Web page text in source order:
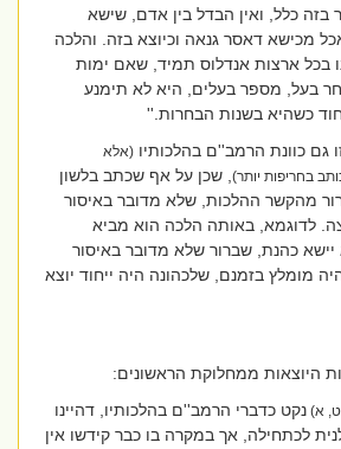
כלל, ואין הבדל בין אדם, שישא
מכישא דאסר גנאה וכיוצא בזה. והלכה
ארצות אנדלוס תמיד, שאם ימות
בעל, מספר בעלים, היא לא תימנע
כשהיא בשנות הבחרות.''
כוונת הרמב''ם בהלכותיו(אלא
יותר), שכן על אף שכתב בלשון
מהקשר ההלכות, שלא מדובר באיסור
לדוגמא, באותה הלכה הוא מביא
כהנת, שברור שלא מדובר באיסור
בזמנם, שלכהונה היה ייחוד יוצא
היוצאות ממחלוקת הראשונים:
נקט כדברי הרמב''ם בהלכותיו, דהיינו
לכתחילה, אך במקרה בו כבר קידשו אין